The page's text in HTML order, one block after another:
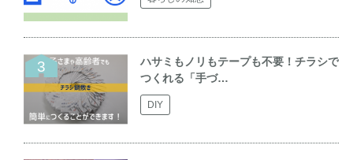
ハサミもノリもテープも不要！チラシで
つくれる「手づ…
DIY